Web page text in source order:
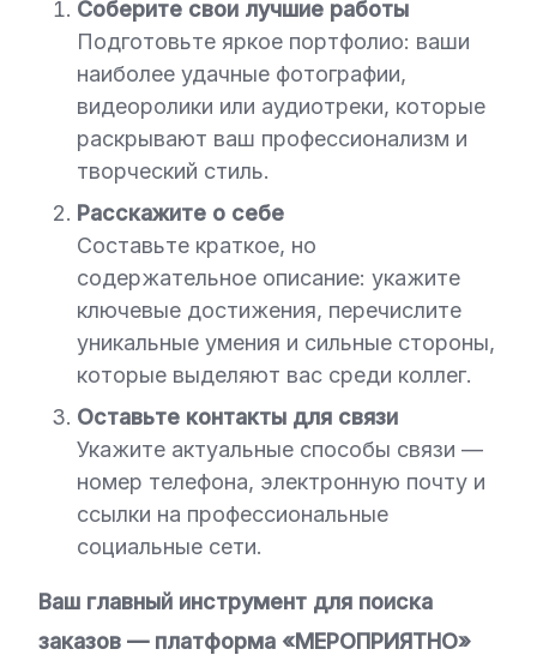
Соберите свои лучшие работы
Подготовьте яркое портфолио: ваши
наиболее удачные фотографии,
видеоролики или аудиотреки, которые
раскрывают ваш профессионализм и
творческий стиль.
Расскажите о себе
Составьте краткое, но
содержательное описание: укажите
ключевые достижения, перечислите
уникальные умения и сильные стороны,
которые выделяют вас среди коллег.
Оставьте контакты для связи
Укажите актуальные способы связи —
номер телефона, электронную почту и
ссылки на профессиональные
социальные сети.
Ваш главный инструмент для поиска
заказов — платформа «МЕРОПРИЯТНО»